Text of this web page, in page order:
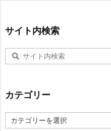
サイト内検索
カテゴリー
テ